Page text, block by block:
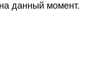
данный момент.